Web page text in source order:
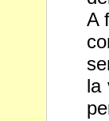
A
la